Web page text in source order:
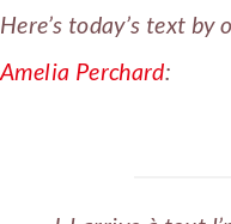
Here’s today’s text
Amelia Perchard: